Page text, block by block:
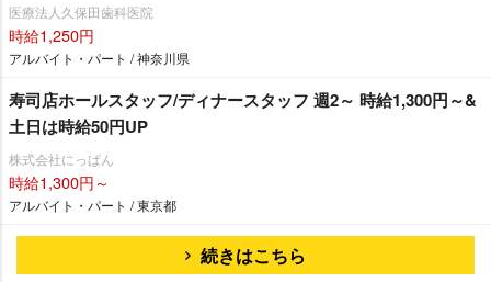
医療法人久保田歯科医院
時給1,250円
アルバイト・パート / 神奈川県
寿司店ホールスタッフ/ディナースタッフ 週2～ 時給1,300円～&
土日は時給50円UP
株式会社にっぱん
時給1,300円～
アルバイト・パート / 東京都
続きはこちら